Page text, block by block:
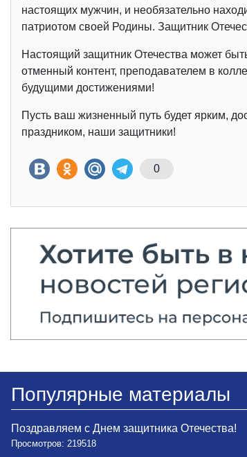
настоящих мужчин, и необязательно
патриотом своей Родины. Защитник
Настоящий защитник Отечества может
отменный контент, преподавателем в
будущими достижениями!
Пусть ваш жизненный путь будет ярким,
праздником, наши защитники!
0
Популярные материалы
Поздравляем с Днем защитника Отечества!
Просмотров: 219518